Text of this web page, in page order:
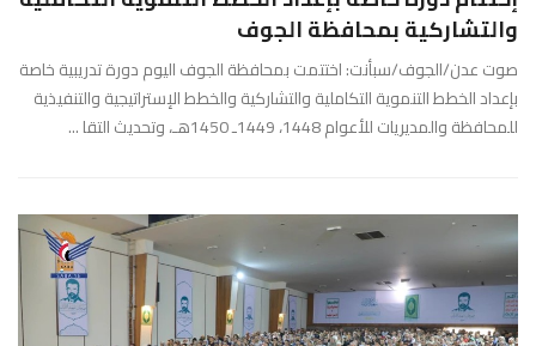
والتشاركية بمحافظة الجوف
صوت عدن/الجوف/سبأنت: اختتمت بمحافظة الجوف اليوم دورة تدريبية خاصة
بإعداد الخطط التنموية التكاملية والتشاركية والخطط الإستراتيجية والتنفيذية
للمحافظة والمديريات للأعوام 1448، 1449ـ 1450هـ، وتحديث التقا ...